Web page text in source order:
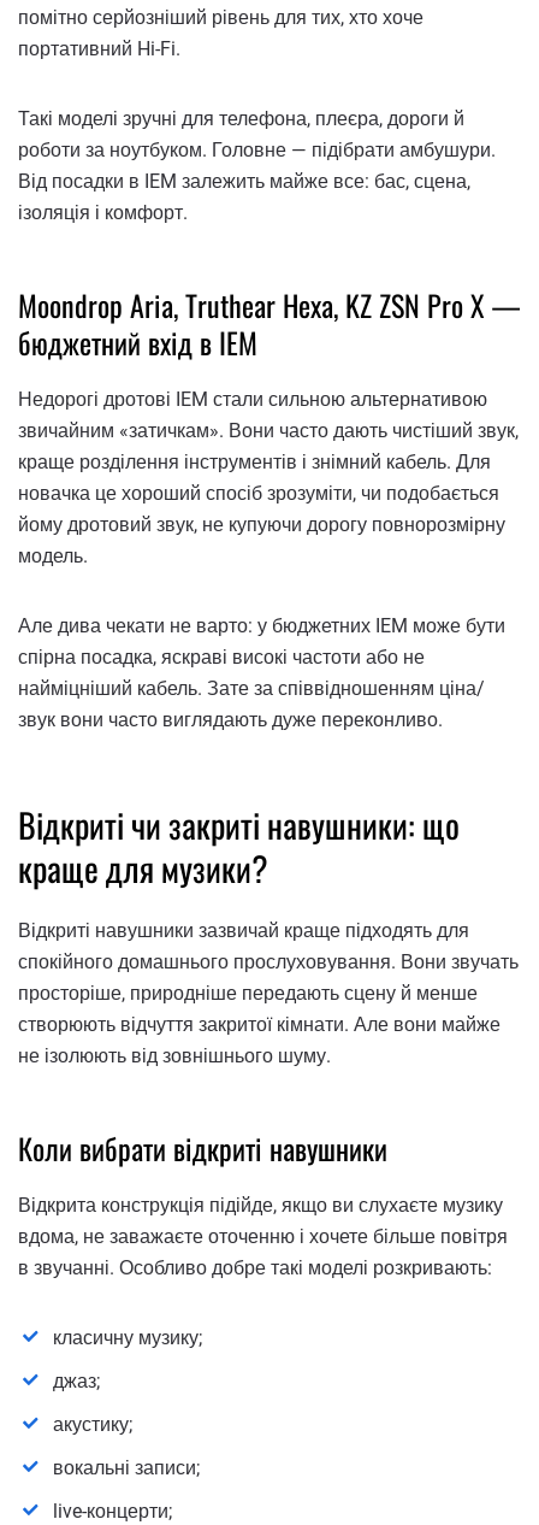
помітно серйозніший рівень для тих, хто хоче
портативний Hi-Fi.
Такі моделі зручні для телефона, плеєра, дороги й
роботи за ноутбуком. Головне — підібрати амбушури.
Від посадки в IEM залежить майже все: бас, сцена,
ізоляція і комфорт.
Moondrop Aria, Truthear Hexa, KZ ZSN Pro X —
бюджетний вхід в IEM
Недорогі дротові IEM стали сильною альтернативою
звичайним «затичкам». Вони часто дають чистіший звук,
краще розділення інструментів і знімний кабель. Для
новачка це хороший спосіб зрозуміти, чи подобається
йому дротовий звук, не купуючи дорогу повнорозмірну
модель.
Але дива чекати не варто: у бюджетних IEM може бути
спірна посадка, яскраві високі частоти або не
найміцніший кабель. Зате за співвідношенням ціна/
звук вони часто виглядають дуже переконливо.
Відкриті чи закриті навушники: що
краще для музики?
Відкриті навушники зазвичай краще підходять для
спокійного домашнього прослуховування. Вони звучать
просторіше, природніше передають сцену й менше
створюють відчуття закритої кімнати. Але вони майже
не ізолюють від зовнішнього шуму.
Коли вибрати відкриті навушники
Відкрита конструкція підійде, якщо ви слухаєте музику
вдома, не заважаєте оточенню і хочете більше повітря
в звучанні. Особливо добре такі моделі розкривають:
класичну музику;
джаз;
акустику;
вокальні записи;
live-концерти;